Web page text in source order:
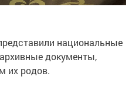
национальные
документы,
их родов.